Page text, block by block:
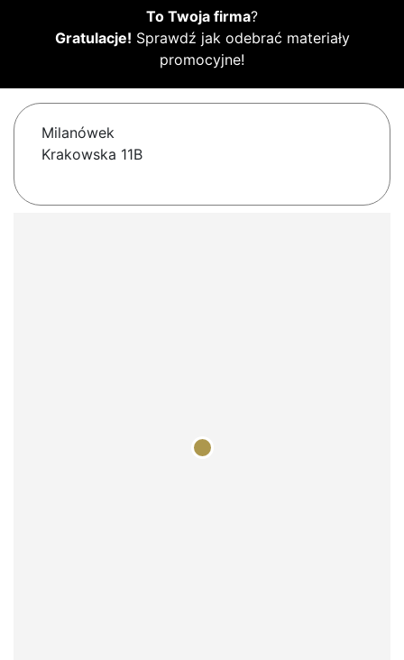
To Twoja firma?
Gratulacje! Sprawdź jak odebrać materiały
promocyjne!
Milanówek
Krakowska 11B